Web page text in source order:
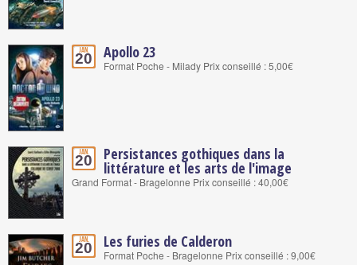
Jan.
20 Apollo 23
Format Poche - Milady Prix conseillé : 5,00€
Jan.
20 Persistances gothiques dans la
littérature et les arts de l'image
Grand Format - Bragelonne Prix conseillé : 40,00€
Jan.
20 Les furies de Calderon
Format Poche - Bragelonne Prix conseillé : 9,00€